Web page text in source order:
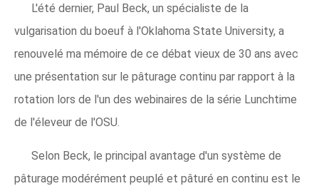
L'été dernier, Paul Beck, un spécialiste de la
vulgarisation du boeuf à l'Oklahoma State University, a
renouvelé ma mémoire de ce débat vieux de 30 ans avec
une présentation sur le pâturage continu par rapport à la
rotation lors de l'un des webinaires de la série Lunchtime
de l'éleveur de l'OSU.
Selon Beck, le principal avantage d'un système de
pâturage modérément peuplé et pâturé en continu est le